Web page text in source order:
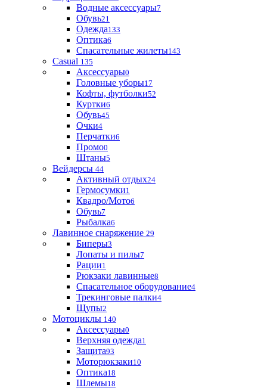
Водные аксессуары7
Обувь21
Одежда133
Оптика6
Спасательные жилеты143
Casual 135
Аксессуары0
Головные уборы17
Кофты, футболки52
Куртки6
Обувь45
Очки4
Перчатки6
Промо0
Штаны5
Вейдерсы 44
Активный отдых24
Гермосумки1
Квадро/Мото6
Обувь7
Рыбалка6
Лавинное снаряжение 29
Биперы3
Лопаты и пилы7
Рации1
Рюкзаки лавинные8
Спасательное оборудование4
Трекинговые палки4
Щупы2
Мотоциклы 140
Аксессуары0
Верхняя одежда1
Защита93
Моторюкзаки10
Оптика18
Шлемы18